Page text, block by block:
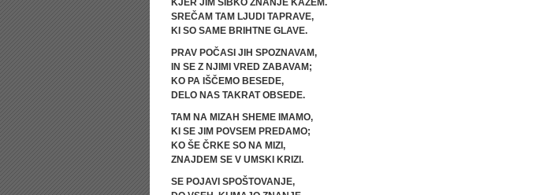
KJER JIM ŠIBKO ZNANJE KAŽEM.
SREČAM TAM LJUDI TAPRAVE,
KI SO SAME BRIHTNE GLAVE.
PRAV POČASI JIH SPOZNAVAM,
IN SE Z NJIMI VRED ZABAVAM;
KO PA IŠČEMO BESEDE,
DELO NAS TAKRAT OBSEDE.
TAM NA MIZAH SHEME IMAMO,
KI SE JIM POVSEM PREDAMO;
KO ŠE ČRKE SO NA MIZI,
ZNAJDEM SE V UMSKI KRIZI.
SE POJAVI SPOŠTOVANJE,